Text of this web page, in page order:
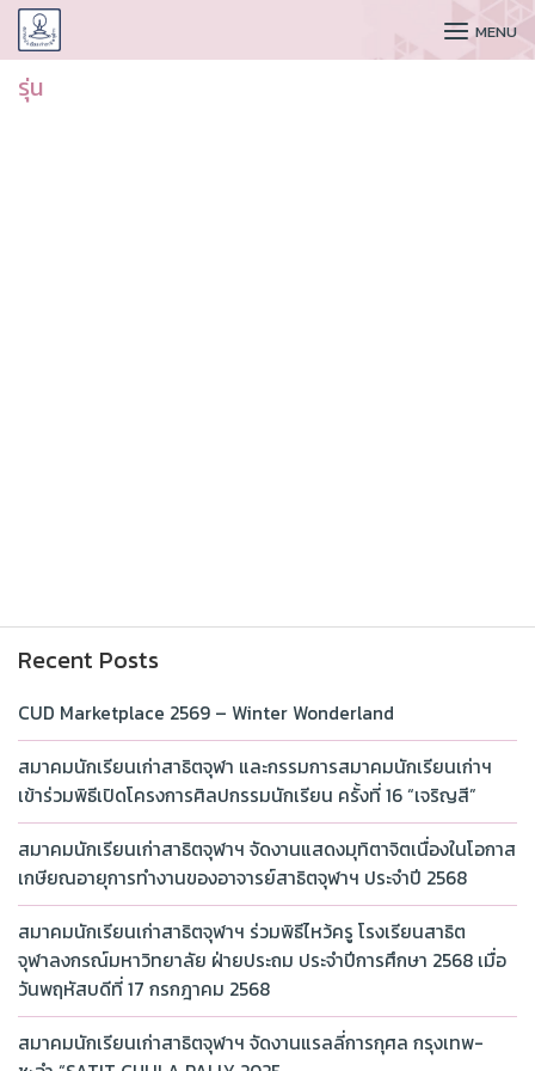
CUDAA MENU
รุ่น
Recent Posts
CUD Marketplace 2569 – Winter Wonderland
สมาคมนักเรียนเก่าสาธิตจุฬา และกรรมการสมาคมนักเรียนเก่าฯ
เข้าร่วมพิธีเปิดโครงการศิลปกรรมนักเรียน ครั้งที่ 16 “เจริญสี”
สมาคมนักเรียนเก่าสาธิตจุฬาฯ จัดงานแสดงมุทิตาจิตเนื่องในโอกาส
เกษียณอายุการทำงานของอาจารย์สาธิตจุฬาฯ ประจำปี 2568
สมาคมนักเรียนเก่าสาธิตจุฬาฯ ร่วมพิธีไหว้ครู โรงเรียนสาธิต
จุฬาลงกรณ์มหาวิทยาลัย ฝ่ายประถม ประจำปีการศึกษา 2568 เมื่อ
วันพฤหัสบดีที่ 17 กรกฎาคม 2568
สมาคมนักเรียนเก่าสาธิตจุฬาฯ จัดงานแรลลี่การกุศล กรุงเทพ-